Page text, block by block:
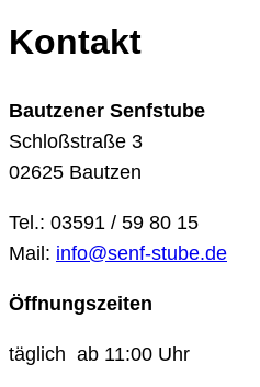
Kontakt
Bautzener Senfstube
Schloßstraße 3
02625 Bautzen
Tel.: 03591 / 59 80 15
Mail: info@senf-stube.de
Öffnungszeiten
täglich ab 11:00 Uhr